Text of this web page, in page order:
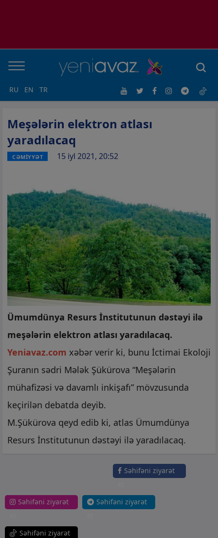
RU EN TR
Meşələrin elektron atlası
yaradılacaq
CƏMİYYƏT 15 iyl 2021, 20:52
Ümumdünya Resurs İnstitutunun dəstəyi ilə
meşələrin elektron atlası yaradılacaq.
Yeniavaz.com xəbər verir ki, bunu İctimai Ekoloji
Şuranın sədri Mələk Şükürova “Meşələrin
mühafizəsi və davamlı inkişafı” mövzusunda
keçirilən debatda deyib.
M.Şükürova qeyd edib ki, atlas Ümumdünya
Resurs İnstitutunun dəstəyi ilə yaradılacaq.
Səhifəni ziyarət
Səhifəni ziyarət
Səhifəni ziyarət
Səhifəni ziyarət